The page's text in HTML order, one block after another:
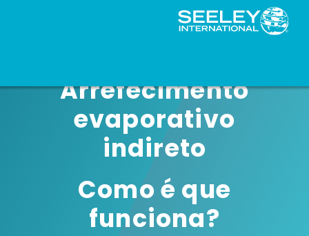
Arrefecimento
evaporativo
indireto
Como é que
funciona?